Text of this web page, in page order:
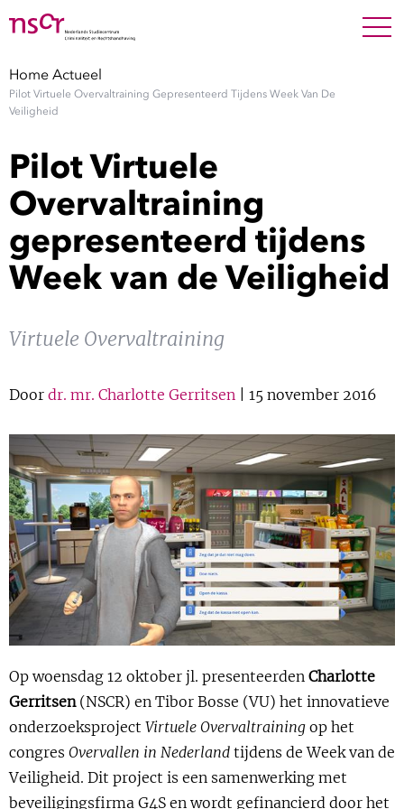
Medewerkers
Factsheets
Publicaties
Cursus Show
BLOG
Podcast
Home Actueel
Pilot Virtuele Overvaltraining Gepresenteerd Tijdens Week Van De
Veiligheid
Pilot Virtuele
Overvaltraining
gepresenteerd tijdens
Week van de Veiligheid
Virtuele Overvaltraining
Door dr. mr. Charlotte Gerritsen | 15 november 2016
Op woensdag 12 oktober jl. presenteerden Charlotte
Gerritsen(NSCR) en Tibor Bosse (VU) het innovatieve
onderzoeksproject Virtuele Overvaltraining op het
congres Overvallen in Nederland tijdens de Week van de
Veiligheid. Dit project is een samenwerking met
beveiligingsfirma G4S en wordt gefinancierd door het